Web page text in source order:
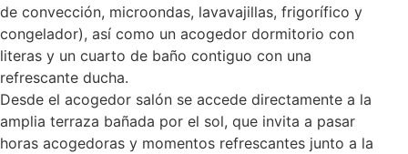
de convección, microondas, lavavajillas, frigorífico y
congelador), así como un acogedor dormitorio con
literas y un cuarto de baño contiguo con una
refrescante ducha.
Desde el acogedor salón se accede directamente a la
amplia terraza bañada por el sol, que invita a pasar
horas acogedoras y momentos refrescantes junto a la